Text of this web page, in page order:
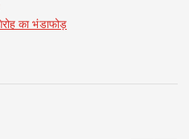
का भंडाफोड़